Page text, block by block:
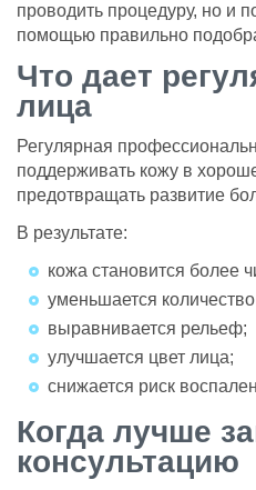
проводить процедуру, но и
помощью правильно
Что дает
лица
Регулярная
поддерживать кожу в
предотвращать развитие
В результате:
кожа становится более
уменьшается
выравнивается рельеф;
улучшается цвет лица;
снижается риск
Когда лучше
консультацию